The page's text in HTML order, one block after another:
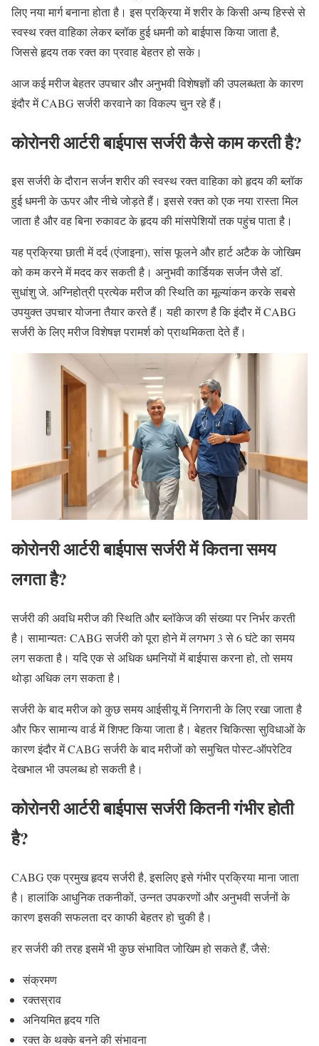
लिए नया मार्ग बनाना होता है। इस प्रक्रिया में शरीर के किसी अन्य हिस्से से
स्वस्थ रक्त वाहिका लेकर ब्लॉक हुई धमनी को बाईपास किया जाता है,
जिससे हृदय तक रक्त का प्रवाह बेहतर हो सके।
आज कई मरीज बेहतर उपचार और अनुभवी विशेषज्ञों की उपलब्धता के कारण
इंदौर में CABG सर्जरी करवाने का विकल्प चुन रहे हैं।
कोरोनरी आर्टरी बाईपास सर्जरी कैसे काम करती है?
इस सर्जरी के दौरान सर्जन शरीर की स्वस्थ रक्त वाहिका को हृदय की ब्लॉक
हुई धमनी के ऊपर और नीचे जोड़ते हैं। इससे रक्त को एक नया रास्ता मिल
जाता है और वह बिना रुकावट के हृदय की मांसपेशियों तक पहुंच पाता है।
यह प्रक्रिया छाती में दर्द (एंजाइना), सांस फूलने और हार्ट अटैक के जोखिम
को कम करने में मदद कर सकती है। अनुभवी कार्डियक सर्जन जैसे डॉ.
सुधांशु जे. अग्निहोत्री प्रत्येक मरीज की स्थिति का मूल्यांकन करके सबसे
उपयुक्त उपचार योजना तैयार करते हैं। यही कारण है कि इंदौर में CABG
सर्जरी के लिए मरीज विशेषज्ञ परामर्श को प्राथमिकता देते हैं।
कोरोनरी आर्टरी बाईपास सर्जरी में कितना समय
लगता है?
सर्जरी की अवधि मरीज की स्थिति और ब्लॉकेज की संख्या पर निर्भर करती
है। सामान्यतः CABG सर्जरी को पूरा होने में लगभग 3 से 6 घंटे का समय
लग सकता है। यदि एक से अधिक धमनियों में बाईपास करना हो, तो समय
थोड़ा अधिक लग सकता है।
सर्जरी के बाद मरीज को कुछ समय आईसीयू में निगरानी के लिए रखा जाता है
और फिर सामान्य वार्ड में शिफ्ट किया जाता है। बेहतर चिकित्सा सुविधाओं के
कारण इंदौर में CABG सर्जरी के बाद मरीजों को समुचित पोस्ट-ऑपरेटिव
देखभाल भी उपलब्ध हो सकती है।
कोरोनरी आर्टरी बाईपास सर्जरी कितनी गंभीर होती
है?
CABG एक प्रमुख हृदय सर्जरी है, इसलिए इसे गंभीर प्रक्रिया माना जाता
है। हालांकि आधुनिक तकनीकों, उन्नत उपकरणों और अनुभवी सर्जनों के
कारण इसकी सफलता दर काफी बेहतर हो चुकी है।
हर सर्जरी की तरह इसमें भी कुछ संभावित जोखिम हो सकते हैं, जैसे:
संक्रमण
रक्तस्राव
अनियमित हृदय गति
रक्त के थक्के बनने की संभावना